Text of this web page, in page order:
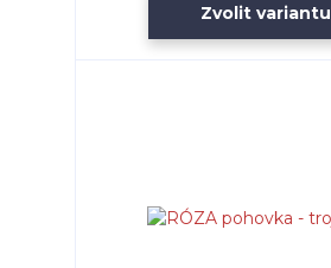
Zvolit variantu